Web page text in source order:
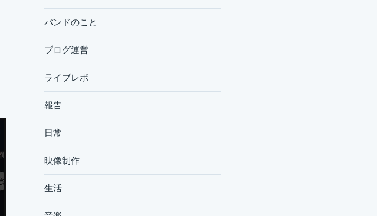
バンドのこと
ブログ運営
ライブレポ
報告
日常
映像制作
生活